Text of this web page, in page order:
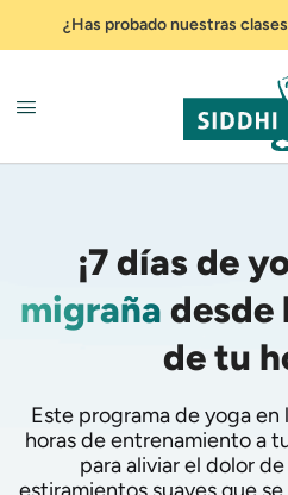
¿Has probado nuestras
¡7 días de
migraña desde
de tu
Este programa de yoga
horas de entrenamiento a
para aliviar el dolor